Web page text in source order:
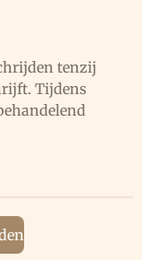
tenzij
Tijdens